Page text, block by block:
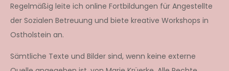
Regelmäßig leite ich online Fortbildungen für Angestellte
der Sozialen Betreuung und biete kreative Workshops in
Ostholstein an.
Sämtliche Texte und Bilder sind, wenn keine externe